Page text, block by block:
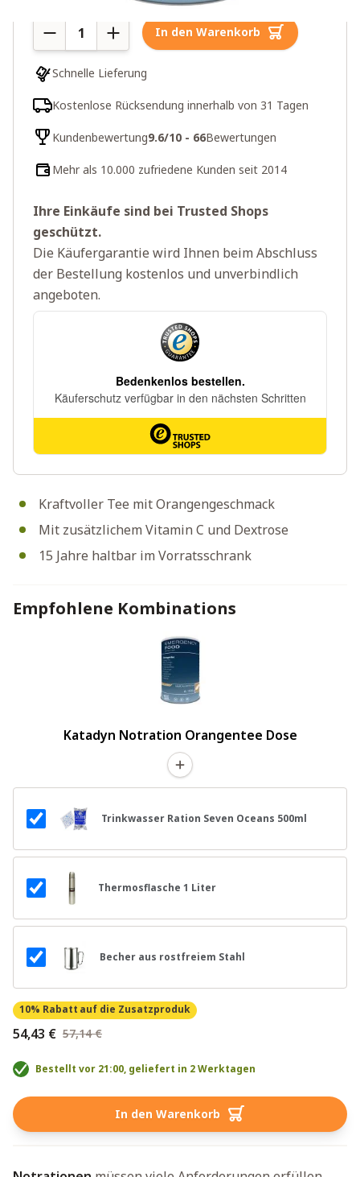
Kraftvoller Tee mit Orangengeschmack
Mit zusätzlichem Vitamin C und Dextrose
15 Jahre haltbar im Vorratsschrank
Menge In den Warenkorb
Schnelle Lieferung
Kostenlose Rücksendung innerhalb von 31 Tagen
Kundenbewertung9.6/10 - 66Bewertungen
Mehr als 10.000 zufriedene Kunden seit 2014
Ihre Einkäufe sind bei Trusted Shops
geschützt.
Die Käufergarantie wird Ihnen beim Abschluss
der Bestellung kostenlos und unverbindlich
angeboten.
Empfohlene Kombinations
Katadyn Notration Orangentee Dose
Trinkwasser Ration Seven Oceans 500ml
Thermosflasche 1 Liter
Becher aus rostfreiem Stahl
10% Rabatt auf die Zusatzproduk
54,43 € 57,14 €
Bestellt vor 21:00, geliefert in 2 Werktagen
In den Warenkorb